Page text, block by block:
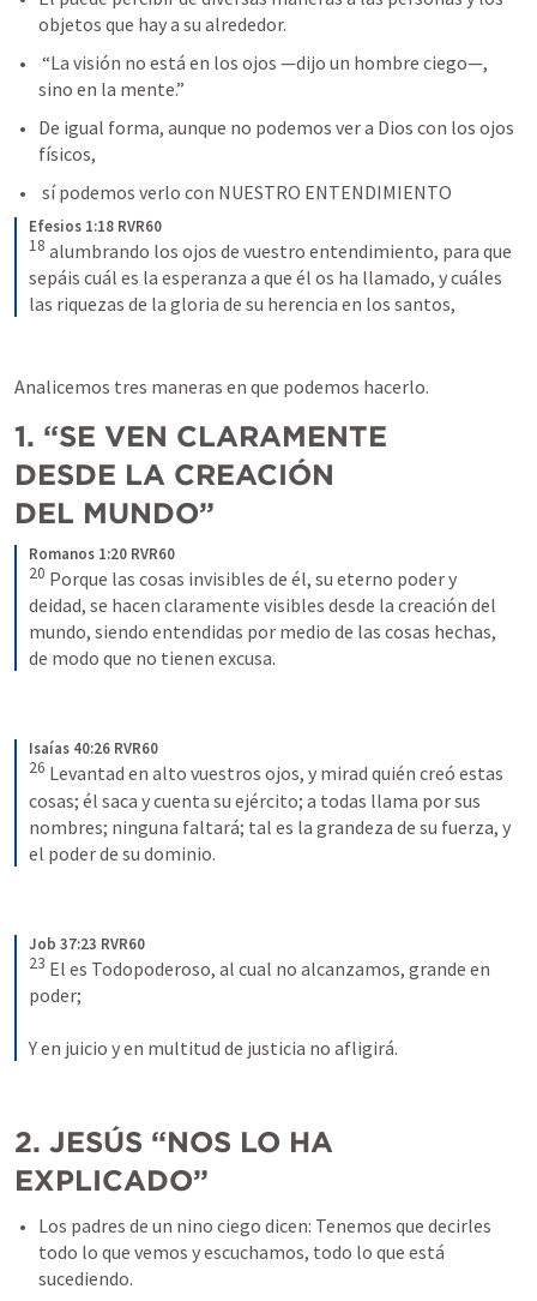
objetos que hay a su alrededor.
sino en la mente.”
De igual forma, aunque no podemos ver a Dios con los ojos
físicos,
sí podemos verlo con NUESTRO ENTENDIMIENTO
Efesios 1:18 RVR60
18 alumbrando los ojos de vuestro entendimiento, para que
sepáis cuál es la esperanza a que él os ha llamado, y cuáles
las riquezas de la gloria de su herencia en los santos,
Analicemos tres maneras en que podemos hacerlo.
1. “SE VEN CLARAMENTE
DESDE LA CREACIÓN
DEL MUNDO”
Romanos 1:20 RVR60
20 Porque las cosas invisibles de él, su eterno poder y
deidad, se hacen claramente visibles desde la creación del
mundo, siendo entendidas por medio de las cosas hechas,
de modo que no tienen excusa.
Isaías 40:26 RVR60
26 Levantad en alto vuestros ojos, y mirad quién creó estas
cosas; él saca y cuenta su ejército; a todas llama por sus
nombres; ninguna faltará; tal es la grandeza de su fuerza, y
el poder de su dominio.
Job 37:23 RVR60
23 El es Todopoderoso, al cual no alcanzamos, grande en
poder;
Y en juicio y en multitud de justicia no afligirá.
2. JESÚS “NOS LO HA
EXPLICADO”
Los padres de un nino ciego dicen: Tenemos que decirles
todo lo que vemos y escuchamos, todo lo que está
sucediendo.